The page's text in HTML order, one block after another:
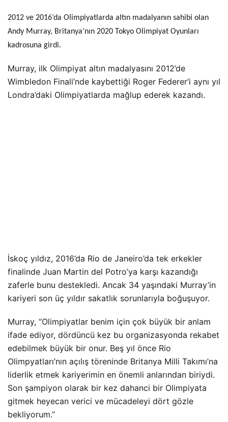
2012 ve 2016’da Olimpiyatlarda altın madalyanın sahibi olan
Andy Murray, Britanya’nın 2020 Tokyo Olimpiyat Oyunları
kadrosuna girdi.
Murray, ilk Olimpiyat altın madalyasını 2012’de
Wimbledon Finali’nde kaybettiği Roger Federer’i aynı yıl
Londra’daki Olimpiyatlarda mağlup ederek kazandı.
İskoç yıldız, 2016’da Rio de Janeiro’da tek erkekler
finalinde Juan Martin del Potro’ya karşı kazandığı
zaferle bunu destekledi. Ancak 34 yaşındaki Murray’in
kariyeri son üç yıldır sakatlık sorunlarıyla boğuşuyor.
Murray, “Olimpiyatlar benim için çok büyük bir anlam
ifade ediyor, dördüncü kez bu organizasyonda rekabet
edebilmek büyük bir onur. Beş yıl önce Rio
Olimpyatları’nın açılış töreninde Britanya Milli Takımı’na
liderlik etmek kariyerimin en önemli anlarından biriydi.
Son şampiyon olarak bir kez dahanci bir Olimpiyata
gitmek heyecan verici ve mücadeleyi dört gözle
bekliyorum.”